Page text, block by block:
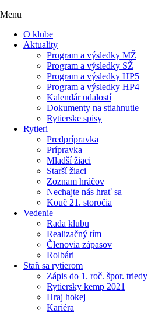
Menu
O klube
Aktuality
Program a výsledky MŽ
Program a výsledky SŽ
Program a výsledky HP5
Program a výsledky HP4
Kalendár udalostí
Dokumenty na stiahnutie
Rytierske spisy
Rytieri
Predprípravka
Prípravka
Mladší žiaci
Starší žiaci
Zoznam hráčov
Nechajte nás hrať sa
Kouč 21. storočia
Vedenie
Rada klubu
Realizačný tím
Členovia zápasov
Rolbári
Staň sa rytierom
Zápis do 1. roč. špor. triedy
Rytiersky kemp 2021
Hraj hokej
Kariéra